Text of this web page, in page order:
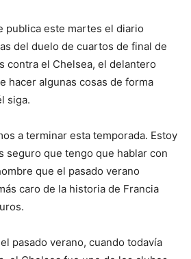
publica este martes el diario
del duelo de cuartos de final de
contra el Chelsea, el delantero
hacer algunas cosas de forma
siga.
a terminar esta temporada. Estoy
seguro que tengo que hablar con
que el pasado verano
caro de la historia de Francia
pasado verano, cuando todavía